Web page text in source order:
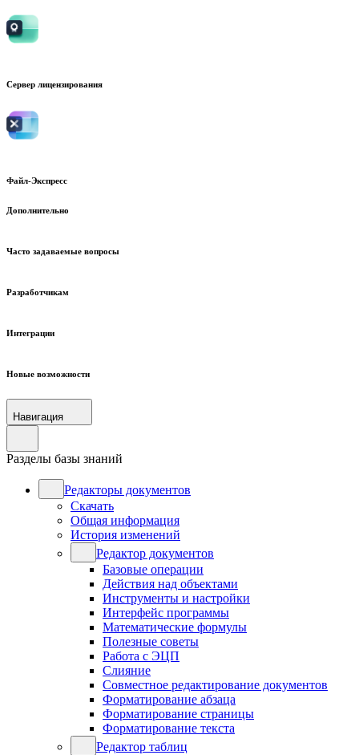
Сервер лицензирования
Файл-Экспресс
Дополнительно
Часто задаваемые вопросы
Разработчикам
Интеграции
Новые возможности
Навигация
Разделы базы знаний
Редакторы документов
Скачать
Общая информация
История изменений
Редактор документов
Базовые операции
Действия над объектами
Инструменты и настройки
Интерфейс программы
Математические формулы
Полезные советы
Работа с ЭЦП
Слияние
Совместное редактирование документов
Форматирование абзаца
Форматирование страницы
Форматирование текста
Редактор таблиц